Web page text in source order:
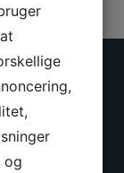
og